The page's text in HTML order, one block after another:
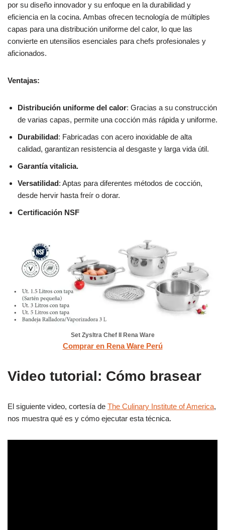
por su diseño innovador y su enfoque en la durabilidad y
eficiencia en la cocina. Ambas ofrecen tecnología de múltiples
capas para una distribución uniforme del calor, lo que las
convierte en utensilios esenciales para chefs profesionales y
aficionados.
Ventajas:
Distribución uniforme del calor: Gracias a su construcción
de varias capas, permite una cocción más rápida y uniforme.
Durabilidad: Fabricadas con acero inoxidable de alta
calidad, garantizan resistencia al desgaste y larga vida útil.
Garantía vitalicia.
Versatilidad: Aptas para diferentes métodos de cocción,
desde hervir hasta freír o dorar.
Certificación NSF
Set Zysltra Chef II Rena Ware
Comprar en Rena Ware Perú
Video tutorial: Cómo brasear
El siguiente video, cortesía de The Culinary Institute of America,
nos muestra qué es y cómo ejecutar esta técnica.